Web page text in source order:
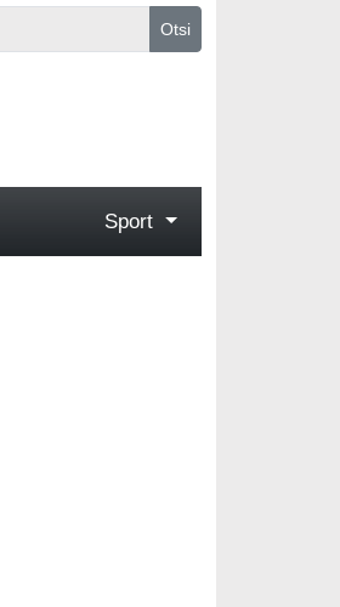
Otsi
Sport